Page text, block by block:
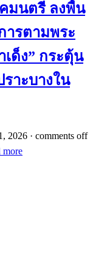
มนตรี ลงพื้น
ารตามพระ
ด็ง” กระตุ้น
าะบางใน
2026 · comments off
more